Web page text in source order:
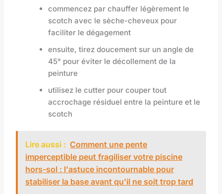
commencez par chauffer légèrement le
scotch avec le sèche-cheveux pour
faciliter le dégagement
ensuite, tirez doucement sur un angle de
45° pour éviter le décollement de la
peinture
utilisez le cutter pour couper tout
accrochage résiduel entre la peinture et le
scotch
Lire aussi : Comment une pente
imperceptible peut fragiliser votre piscine
hors-sol : l'astuce incontournable pour
stabiliser la base avant qu'il ne soit trop tard